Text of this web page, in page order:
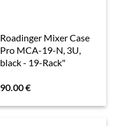
Roadinger Mixer Case
Pro MCA-19-N, 3U,
black - 19-Rack"
90.00€